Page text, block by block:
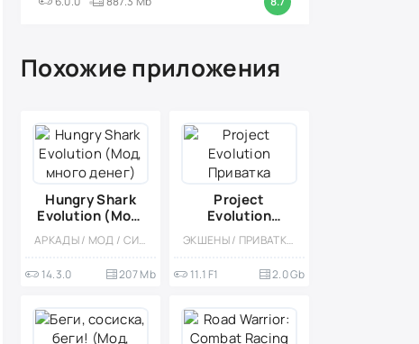
Похожие приложения
Hungry Shark
Evolution (Мод,
много денег) АРКАДЫ / МОД / СИМУЛЯТОРЫ / ОФЛАЙН / ОДНОПОЛЬЗОВАТЕЛЬСКИЕ / ЭКШЕНЫ / СТИЛИЗАЦИЯ / ВИД СБОКУ / ВЫЖИВАНИЕ / ВСТРОЕННЫЙ КЕШ
14.3.0 207 Mb
Project
Evolution
Приватка
ЭКШЕНЫ / ПРИВАТКИ / МНОГОПОЛЬЗОВАТЕЛЬСКАЯ / СОРЕВНОВАТЕЛЬНАЯ / ОТ ПЕРВОГО ЛИЦА
11.1 F1 2.0 Gb